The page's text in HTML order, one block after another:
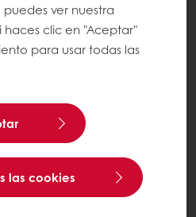
ver nuestra
haces clic en "Aceptar"
para usar todas las
las cookies